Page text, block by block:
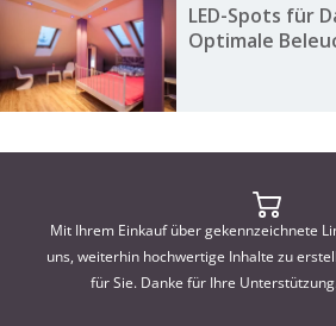
LED-Spots für
Optimale
Mit Ihrem Einkauf über gekennzeichnete
uns, weiterhin hochwertige Inhalte zu
für Sie. Danke für Ihre